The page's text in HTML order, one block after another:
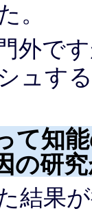
。
外で
ュす
て知
の研
結果